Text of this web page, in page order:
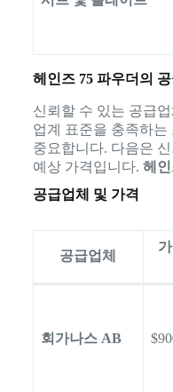
헤인즈 75 파우더의
신뢰할 수 있는 공급업
업계 표준을 충족하는
중요합니다. 다음은
예상 가격입니다. 헤인
공급업체 및 가격
공급업체
회가나스 AB